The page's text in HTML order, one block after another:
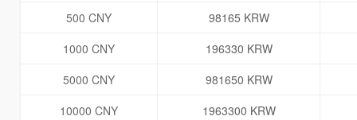
500 CNY
98165 KRW
1000 CNY
196330 KRW
5000 CNY
981650 KRW
10000 CNY
1963300 KRW